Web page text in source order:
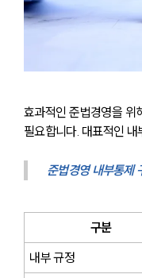
효과적인 준법경영을 위
필요합니다. 대표적인
준법경영 내부통제
구분
내부 규정